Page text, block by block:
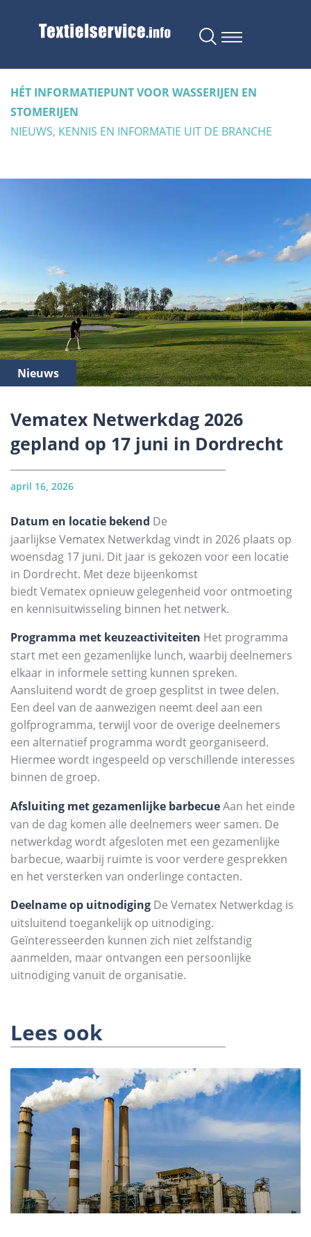
HÉT INFORMATIEPUNT VOOR WASSERIJEN EN
STOMERIJEN
NIEUWS, KENNIS EN INFORMATIE UIT DE BRANCHE
Nieuws
Vematex Netwerkdag 2026
gepland op 17 juni in Dordrecht
april 16, 2026
Datum en locatie bekend De
jaarlijkse Vematex Netwerkdag vindt in 2026 plaats op
woensdag 17 juni. Dit jaar is gekozen voor een locatie
in Dordrecht. Met deze bijeenkomst
biedt Vematex opnieuw gelegenheid voor ontmoeting
en kennisuitwisseling binnen het netwerk.
Programma met keuzeactiviteiten Het programma
start met een gezamenlijke lunch, waarbij deelnemers
elkaar in informele setting kunnen spreken.
Aansluitend wordt de groep gesplitst in twee delen.
Een deel van de aanwezigen neemt deel aan een
golfprogramma, terwijl voor de overige deelnemers
een alternatief programma wordt georganiseerd.
Hiermee wordt ingespeeld op verschillende interesses
binnen de groep.
Afsluiting met gezamenlijke barbecueAan het einde
van de dag komen alle deelnemers weer samen. De
netwerkdag wordt afgesloten met een gezamenlijke
barbecue, waarbij ruimte is voor verdere gesprekken
en het versterken van onderlinge contacten.
Deelname op uitnodiging De Vematex Netwerkdag is
uitsluitend toegankelijk op uitnodiging.
Geïnteresseerden kunnen zich niet zelfstandig
aanmelden, maar ontvangen een persoonlijke
uitnodiging vanuit de organisatie.
Lees ook